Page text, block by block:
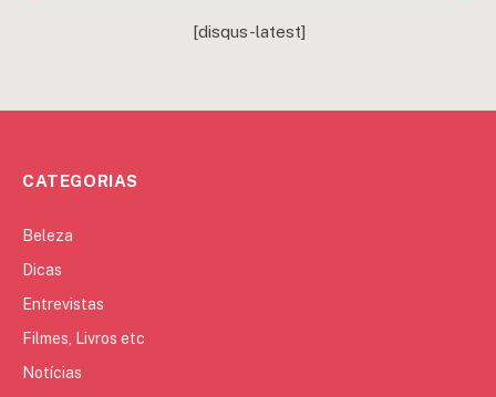
[disqus-latest]
CATEGORIAS
Beleza
Dicas
Entrevistas
Filmes, Livros etc
Notícias